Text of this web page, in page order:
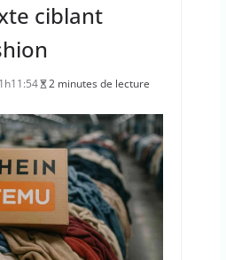
ciblant
2 minutes de lecture